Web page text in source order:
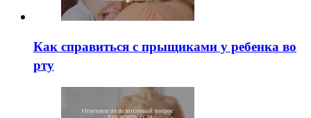
Как справиться с прыщиками у ребенка во
рту